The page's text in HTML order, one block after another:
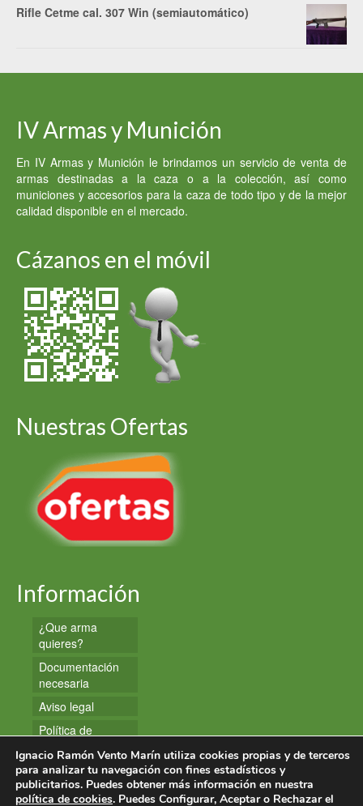
1,729.00 €.1,700.00 €.
Rifle Cetme cal. 307 Win (semiautomático)
IV Armas y Munición
En IV Armas y Munición le brindamos un servicio de venta de
armas destinadas a la caza o a la colección, así como
municiones y accesorios para la caza de todo tipo y de la mejor
calidad disponible en el mercado.
Cázanos en el móvil
Nuestras Ofertas
Información
¿Que arma
quieres?
Documentación
necesaria
Aviso legal
Política de
Política de
cookies
Ignacio Ramón Vento Marín utiliza cookies propias y de terceros
para analizar tu navegación con fines estadísticos y
publicitarios. Puedes obtener más información en nuestra
política de cookies. Puedes Configurar, Aceptar o Rechazar el